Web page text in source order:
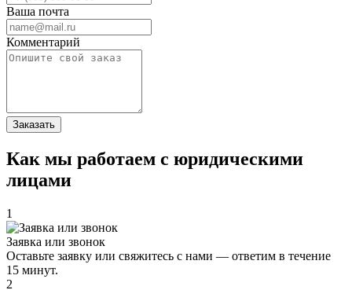
Ваша почта
Комментарий
Заказать
Как мы работаем с юридическими
лицами
1
Заявка или звонок
Оставьте заявку или свяжитесь с нами — ответим в течение
15 минут.
2